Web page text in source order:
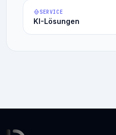
SERVICE
KI-Lösungen